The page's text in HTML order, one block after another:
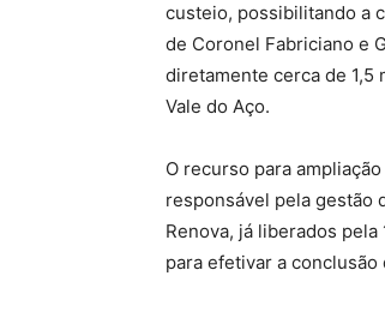
custeio, possibilitando a
de Coronel Fabriciano e
diretamente cerca de 1,5
Vale do Aço.
O recurso para
responsável pela gestão
Renova, já liberados
para efetivar a conclusão